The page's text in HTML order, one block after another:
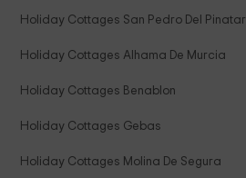
Holiday Cottages San Pedro Del Pinatar
Holiday Cottages Alhama De Murcia
Holiday Cottages Benablon
Holiday Cottages Gebas
Holiday Cottages Molina De Segura